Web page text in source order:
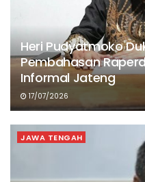
Heri Pudyatmoko
Pembahasan
Informal Jateng
17/07/2026
JAWA TENGAH